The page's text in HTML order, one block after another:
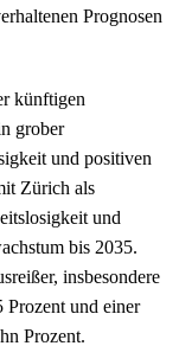
Prognosen
künftigen
grober
und positiven
Zürich als
und
bis 2035.
insbesondere
Prozent und einer
Prozent.